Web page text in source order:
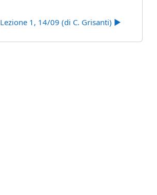
Lezione 1, 14/09 (di C. Grisanti) ▶︎